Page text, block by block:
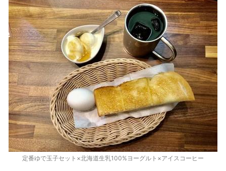
定番ゆで玉子セット×北海道生乳100%ヨーグルト×アイスコーヒー